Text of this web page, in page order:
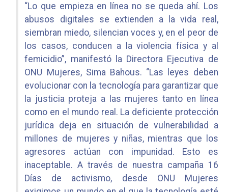
“Lo que empieza en línea no se queda ahí. Los
abusos digitales se extienden a la vida real,
siembran miedo, silencian voces y, en el peor de
los casos, conducen a la violencia física y al
femicidio”, manifestó la Directora Ejecutiva de
ONU Mujeres, Sima Bahous. “Las leyes deben
evolucionar con la tecnología para garantizar que
la justicia proteja a las mujeres tanto en línea
como en el mundo real. La deficiente protección
jurídica deja en situación de vulnerabilidad a
millones de mujeres y niñas, mientras que los
agresores actúan con impunidad. Esto es
inaceptable. A través de nuestra campaña 16
Días de activismo, desde ONU Mujeres